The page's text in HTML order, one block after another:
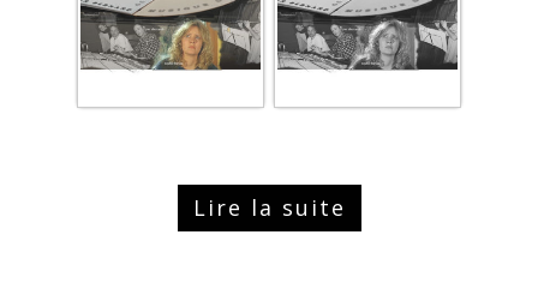
Lire la suite